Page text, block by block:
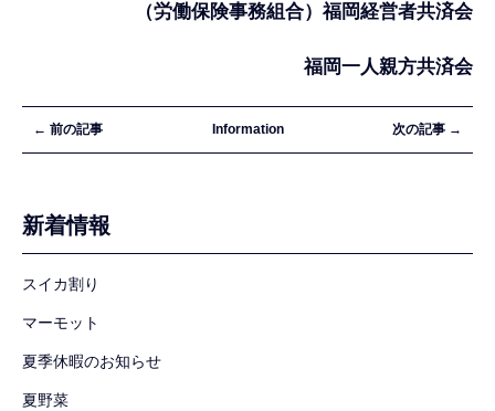
（労働保険事務組合）福岡経営者共済会
福岡一人親方共済会
← 前の記事 Information 次の記事 →
新着情報
スイカ割り
マーモット
夏季休暇のお知らせ
夏野菜